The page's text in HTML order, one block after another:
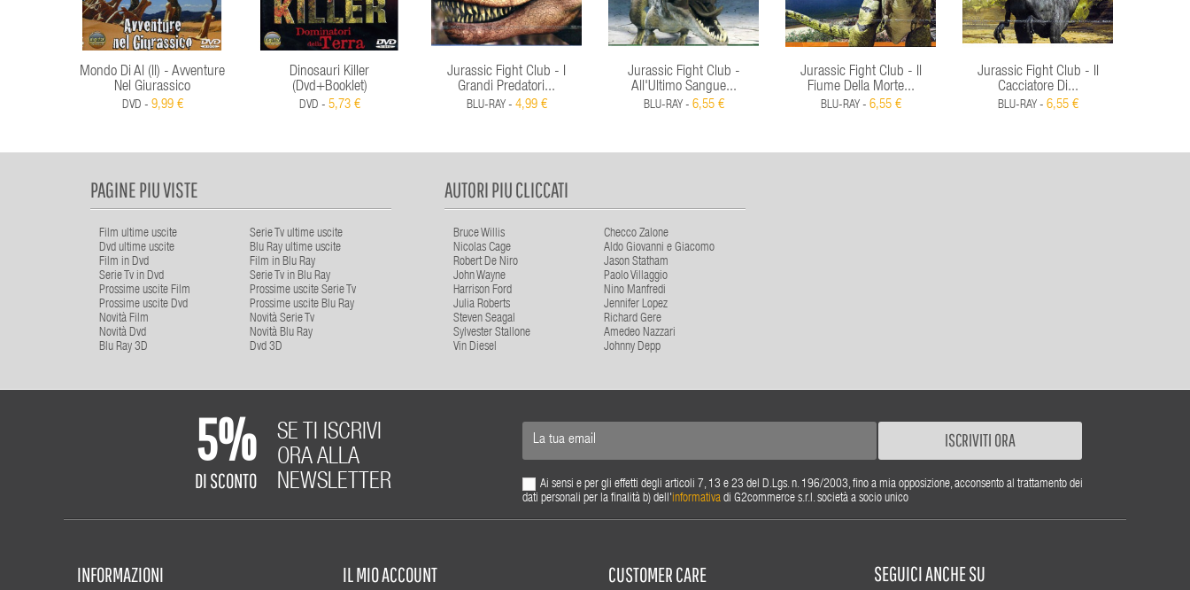
Mondo Di Al (Il) - Avventure
Nel Giurassico
DVD - 9,99 €
Dinosauri Killer
(Dvd+Booklet)
DVD - 5,73 €
Jurassic Fight Club - I
Grandi Predatori...
BLU-RAY - 4,99 €
Jurassic Fight Club -
All'Ultimo Sangue...
BLU-RAY - 6,55 €
Jurassic Fight Club - Il
Fiume Della Morte...
BLU-RAY - 6,55 €
Jurassic Fight Club - Il
Cacciatore Di...
BLU-RAY - 6,55 €
PAGINE PIU VISTE
Film ultime uscite
Serie Tv ultime uscite
Dvd ultime uscite
Blu Ray ultime uscite
Film in Dvd
Film in Blu Ray
Serie Tv in Dvd
Serie Tv in Blu Ray
Prossime uscite Film
Prossime uscite Serie Tv
Prossime uscite Dvd
Prossime uscite Blu Ray
Novità Film
Novità Serie Tv
Novità Dvd
Novità Blu Ray
Blu Ray 3D
Dvd 3D
AUTORI PIU CLICCATI
Bruce Willis
Checco Zalone
Nicolas Cage
Aldo Giovanni e Giacomo
Robert De Niro
Jason Statham
John Wayne
Paolo Villaggio
Harrison Ford
Nino Manfredi
Julia Roberts
Jennifer Lopez
Steven Seagal
Richard Gere
Sylvester Stallone
Amedeo Nazzari
Vin Diesel
Johnny Depp
5%
DI SCONTO
SE TI ISCRIVI
ORA ALLA
NEWSLETTER
ISCRIVITI ORA
Ai sensi e per gli effetti degli articoli 7, 13 e 23 del D.Lgs. n. 196/2003, fino a mia opposizione, acconsento al trattamento dei
dati personali per la finalità b) dell'informativadi G2commerce s.r.l. società a socio unico
INFORMAZIONI IL MIO ACCOUNT CUSTOMER CARE SEGUICI ANCHE SU